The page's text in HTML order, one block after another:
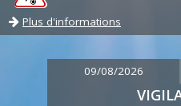
Plus d'informations
09/08/2026